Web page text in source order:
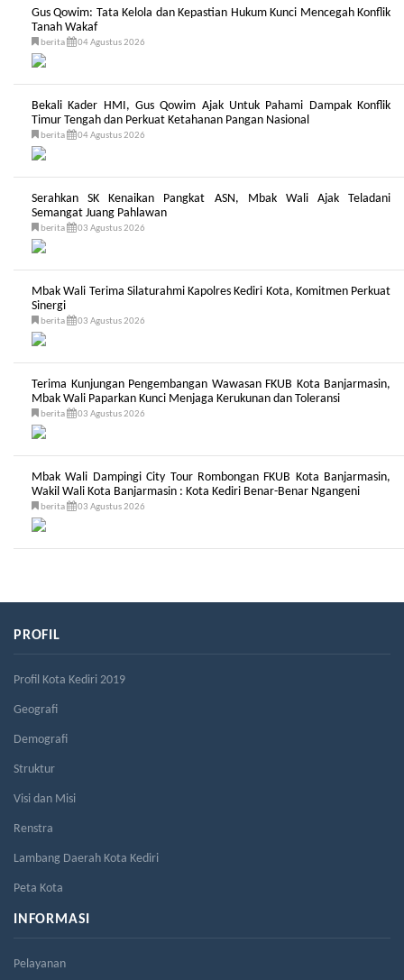
Gus Qowim: Tata Kelola dan Kepastian Hukum Kunci Mencegah Konflik
Tanah Wakaf
berita 04 Agustus 2026
Bekali Kader HMI, Gus Qowim Ajak Untuk Pahami Dampak Konflik
Timur Tengah dan Perkuat Ketahanan Pangan Nasional
berita 04 Agustus 2026
Serahkan SK Kenaikan Pangkat ASN, Mbak Wali Ajak Teladani
Semangat Juang Pahlawan
berita 03 Agustus 2026
Mbak Wali Terima Silaturahmi Kapolres Kediri Kota, Komitmen Perkuat
Sinergi
berita 03 Agustus 2026
Terima Kunjungan Pengembangan Wawasan FKUB Kota Banjarmasin,
Mbak Wali Paparkan Kunci Menjaga Kerukunan dan Toleransi
berita 03 Agustus 2026
Mbak Wali Dampingi City Tour Rombongan FKUB Kota Banjarmasin,
Wakil Wali Kota Banjarmasin : Kota Kediri Benar-Benar Ngangeni
berita 03 Agustus 2026
PROFIL
Profil Kota Kediri 2019
Geografi
Demografi
Struktur
Visi dan Misi
Renstra
Lambang Daerah Kota Kediri
Peta Kota
INFORMASI
Pelayanan